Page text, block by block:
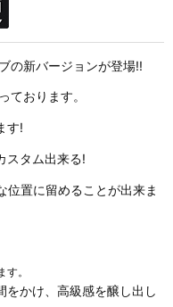
の新バージョンが登場!!
ております。
す!
スタム出来る!
置に留めることが出来ま
。
をかけ、高級感を醸し出し